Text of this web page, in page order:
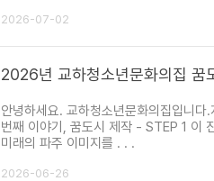
2026-07-02
2026년 교하청소년문화의집
안녕하세요. 교하청소년문화의집입니다
번째 이야기, 꿈도시 제작 - STEP 1 이
미래의 파주 이미지를 . . .
2026-06-26